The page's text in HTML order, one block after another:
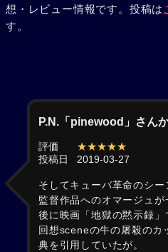
想・レビュー情報です。投稿は
す。
P.N.「pinewood」さん
評価
★★★★★
投稿日
2019-03-27
そしてキューバ革命のシ
監督作品へのオマージュ
後に映画「地獄の黙示録
回想sceneの牛の屠殺のカ
典を引用していたが。